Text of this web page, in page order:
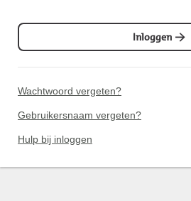
Inloggen
Wachtwoord vergeten?
Gebruikersnaam vergeten?
Hulp bij inloggen